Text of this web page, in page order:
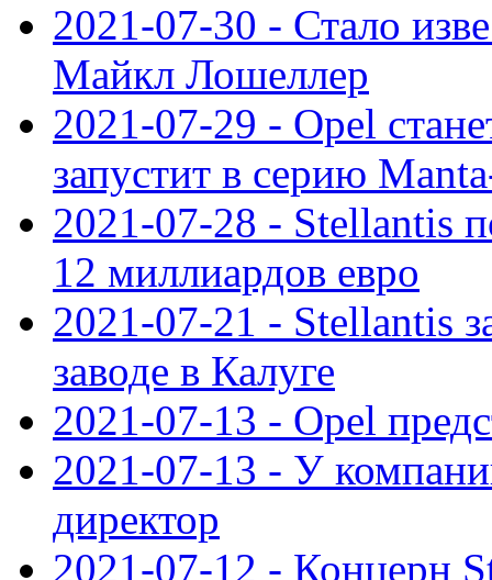
2021-07-30 - Стало
Майкл Лошеллер
2021-07-29 - Opel
запустит в серию
2021-07-28 - Stellantis
12 миллиардов евро
2021-07-21 - Stellantis
заводе в Калуге
2021-07-13 - Opel
2021-07-13 - У
директор
2021-07-12 - Концерн